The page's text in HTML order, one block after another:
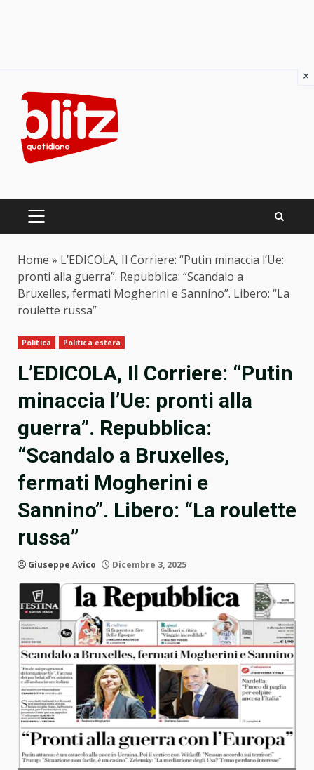
content
PRIMARY
Home » L’EDICOLA, Il Corriere: “Putin minaccia l’Ue:
pronti alla guerra”. Repubblica: “Scandalo a
Bruxelles, fermati Mogherini e Sannino”. Libero: “La
roulette russa”
Politica Politica estera
L’EDICOLA, Il Corriere: “Putin
minaccia l’Ue: pronti alla
guerra”. Repubblica:
“Scandalo a Bruxelles,
fermati Mogherini e
Sannino”. Libero: “La roulette
russa”
Giuseppe Avico Dicembre 3, 2025
×